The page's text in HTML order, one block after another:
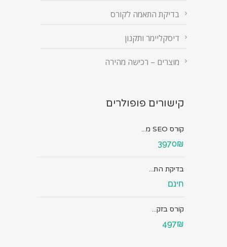
בדיקת התאמה לקורס
דיסקליימר ותקנון
מוצרים – רכישה מהירה
קישורים פופולרים
קורס SEO מ...
3970₪
בדיקת הת...
חינם
קורס בזק...
497₪